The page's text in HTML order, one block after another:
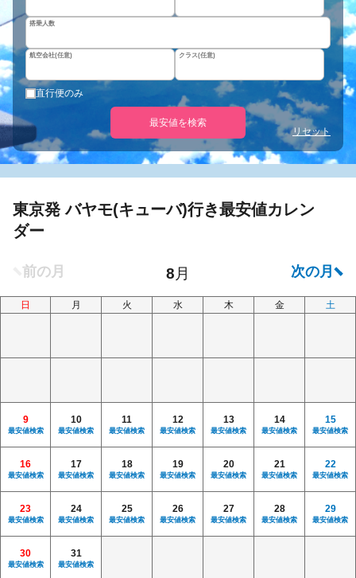
搭乗人数
航空会社(任意) クラス(任意)
直行便のみ
最安値を検索
リセット
東京発 バヤモ(キューバ)行き最安値カレン
ダー
日 月 火 水 木 金 土
9
最安値検索
10
最安値検索
11
最安値検索
12
最安値検索
13
最安値検索
14
最安値検索
15
最安値検索
16
最安値検索
17
最安値検索
18
最安値検索
19
最安値検索
20
最安値検索
21
最安値検索
22
最安値検索
23
最安値検索
24
最安値検索
25
最安値検索
26
最安値検索
27
最安値検索
28
最安値検索
29
最安値検索
30
最安値検索
31
最安値検索